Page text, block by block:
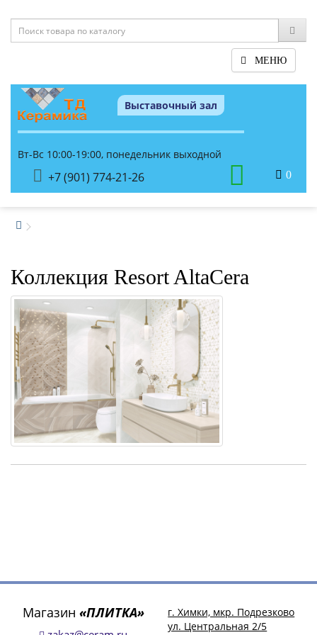
МЕНЮ
Выставочный зал
Вт-Вс 10:00-19:00, понедельник выходной
+7 (901) 774-21-26 0
Коллекция Resort AltaCera
Магазин «ПЛИТКА»
г. Химки, мкр. Подрезково
ул. Центральная 2/5